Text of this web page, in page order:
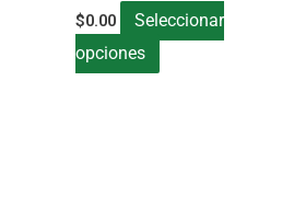
$0.00
Seleccionar
opciones
opciones
se
pueden